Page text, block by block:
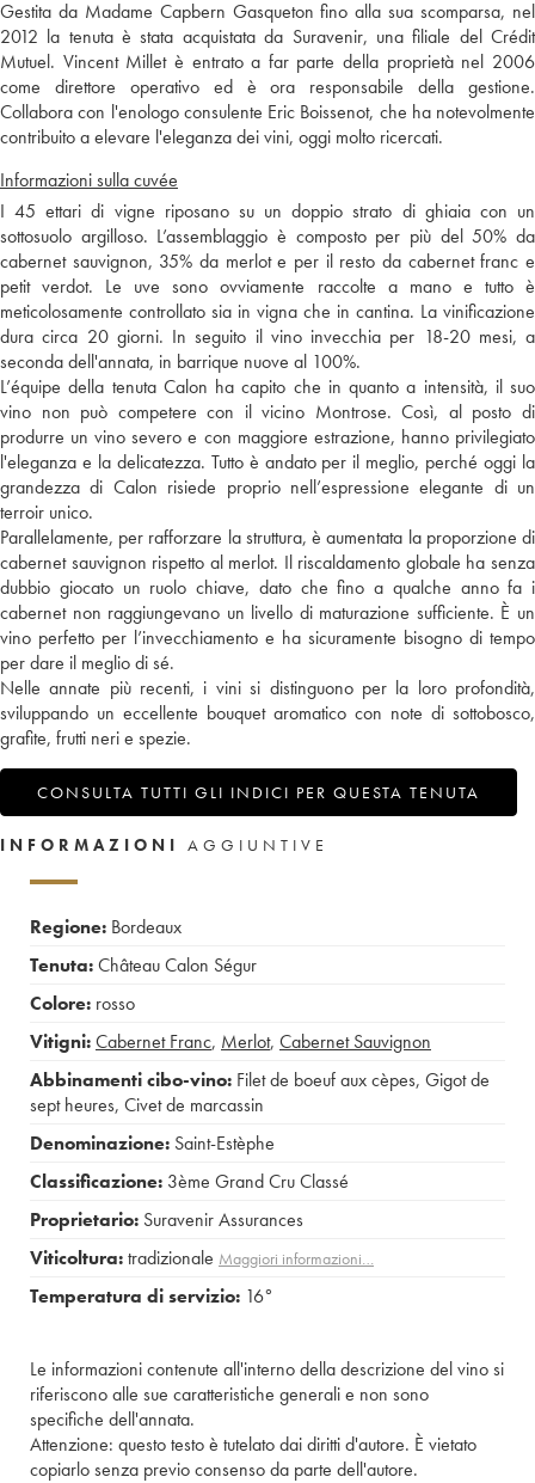
Gestita da Madame Capbern Gasqueton fino alla sua scomparsa, nel
2012 la tenuta è stata acquistata da Suravenir, una filiale del Crédit
Mutuel. Vincent Millet è entrato a far parte della proprietà nel 2006
come direttore operativo ed è ora responsabile della gestione.
Collabora con l'enologo consulente Eric Boissenot, che ha notevolmente
contribuito a elevare l'eleganza dei vini, oggi molto ricercati.
Informazioni sulla cuvée
I 45 ettari di vigne riposano su un doppio strato di ghiaia con un
sottosuolo argilloso. L’assemblaggio è composto per più del 50% da
cabernet sauvignon, 35% da merlot e per il resto da cabernet franc e
petit verdot. Le uve sono ovviamente raccolte a mano e tutto è
meticolosamente controllato sia in vigna che in cantina. La vinificazione
dura circa 20 giorni. In seguito il vino invecchia per 18-20 mesi, a
seconda dell'annata, in barrique nuove al 100%.
L’équipe della tenuta Calon ha capito che in quanto a intensità, il suo
vino non può competere con il vicino Montrose. Così, al posto di
produrre un vino severo e con maggiore estrazione, hanno privilegiato
l'eleganza e la delicatezza. Tutto è andato per il meglio, perché oggi la
grandezza di Calon risiede proprio nell’espressione elegante di un
terroir unico.
Parallelamente, per rafforzare la struttura, è aumentata la proporzione di
cabernet sauvignon rispetto al merlot. Il riscaldamento globale ha senza
dubbio giocato un ruolo chiave, dato che fino a qualche anno fa i
cabernet non raggiungevano un livello di maturazione sufficiente. È un
vino perfetto per l’invecchiamento e ha sicuramente bisogno di tempo
per dare il meglio di sé.
Nelle annate più recenti, i vini si distinguono per la loro profondità,
sviluppando un eccellente bouquet aromatico con note di sottobosco,
grafite, frutti neri e spezie.
CONSULTA TUTTI GLI INDICI PER QUESTA TENUTA
INFORMAZIONI AGGIUNTIVE
Regione: Bordeaux
Tenuta:Château Calon Ségur
Colore: rosso
Vitigni:Cabernet Franc, Merlot, Cabernet Sauvignon
Abbinamenti cibo-vino: Filet de boeuf aux cèpes, Gigot de
sept heures, Civet de marcassin
Denominazione: Saint-Estèphe
Classificazione: 3ème Grand Cru Classé
Proprietario: Suravenir Assurances
Viticoltura:tradizionale Maggiori informazioni…
Temperatura di servizio: 16°
Le informazioni contenute all'interno della descrizione del vino si
riferiscono alle sue caratteristiche generali e non sono
specifiche dell'annata.
Attenzione: questo testo è tutelato dai diritti d'autore. È vietato
copiarlo senza previo consenso da parte dell'autore.